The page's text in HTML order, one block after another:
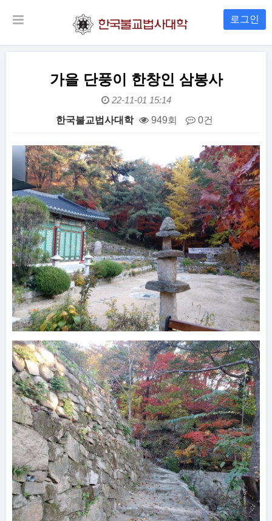
로그인
가을 단풍이 한창인 삼봉사
22-11-01 15:14
한국불교법사대학 949회 0건
본문